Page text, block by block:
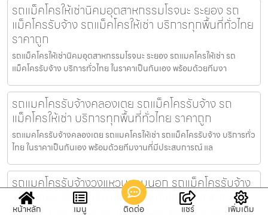
รถแม็คโครให้เช่านิคมอุตสาหกรรมโรจนะ ระยอง รถ
แม็คโครรับจ้าง รถแม็คโครให้เช่า บริการทุกพื้นที่ทั่วไทย
ราคาถูก
รถแม็คโครให้เช่านิคมอุตสาหกรรมโรจนะ ระยอง รถแมคโครให้เช่า รถ
แม็คโครรับจ้าง บริการทั่วไทย ในราคาเป็นกันเอง พร้อมด้วยทีมงา
รถแมคโครรับจ้างคลองเตย รถแม็คโครรับจ้าง รถ
แม็คโครให้เช่า บริการทุกพื้นที่ทั่วไทย ราคาถูก
รถแมคโครรับจ้างคลองเตย รถแมคโครให้เช่า รถแม็คโครรับจ้าง บริการทั่ว
ไทย ในราคาเป็นกันเอง พร้อมด้วยทีมงานที่มีประสบการณ์ แล
รถแมคโครรับจ้างวงแหวนรอบนอก รถแม็คโครรับจ้าง
รถแม็คโครให้เช่า บริการทุกพื้นที่ทั่วไทย ราคาถูก
หน้าหลัก เมนู ติดต่อ แชร์ เพิ่มเติม